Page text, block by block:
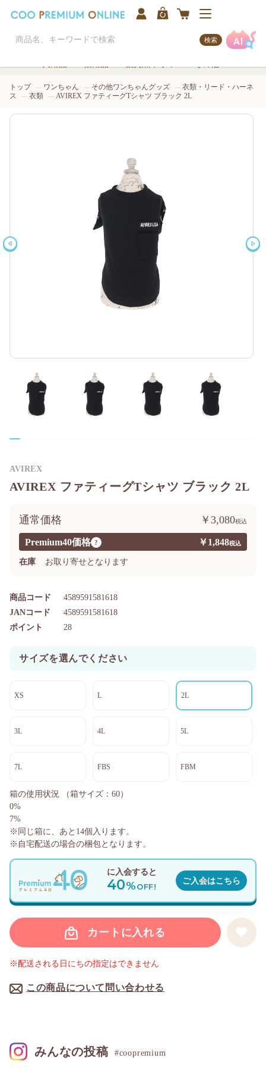
検索
トップ ワンちゃん その他ワンちゃんグッズ
衣類・リード・ハーネ
ス
衣類 AVIREX ファティーグTシャツ ブラック 2L
AVIREX ファティーグTシャツ ブラック 2L
Premium40価格 ? ￥1,848
通常価格 ￥3,080
在庫 お取り寄せとなります
商品コード 4589591581618
ポイント 28
JANコード 4589591581618
サイズを選んでください
XS L 2L
3L 4L 5L
7L FBS FBM
カートに入れる
この商品について問い合わせる
AVIREX
※配送される日にちの指定はできません
に入会すると
40%OFF!
ご入会はこちら
箱の使用状況
（箱サイズ：60）
0%
7%
※同じ箱に、あと 14個入ります。
※自宅配送の場合の梱包となります。
みんなの投稿 #coopremium